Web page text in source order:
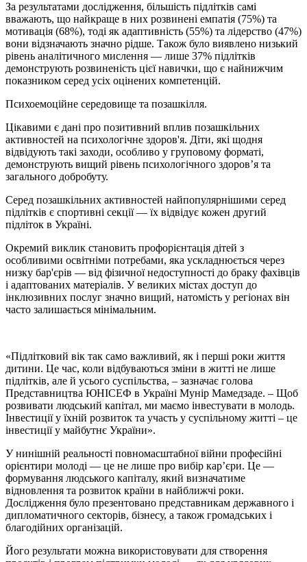
За результатами дослідження, більшість підлітків самі
вважають, що найкраще в них розвинені емпатія (75%) та
мотивація (68%), тоді як адаптивність (55%) та лідерство (47%)
вони відзначають значно рідше. Також було виявлено низький
рівень аналітичного мислення — лише 37% підлітків
демонструють розвиненість цієї навички, що є найнижчим
показником серед усіх оцінених компетенцій.
Психоемоційне середовище та позашкілля.
Цікавими є дані про позитивний вплив позашкільних
активностей на психологічне здоров'я. Діти, які щодня
відвідують такі заходи, особливо у груповому форматі,
демонструють вищий рівень психологічного здоров’я та
загального добробуту.
Серед позашкільних активностей найпопулярнішими серед
підлітків є спортивні секції — їх відвідує кожен другий
підліток в Україні.
Окремий виклик становить профорієнтація дітей з
особливими освітніми потребами, яка ускладнюється через
низку бар'єрів — від фізичної недоступності до браку фахівців
і адаптованих матеріалів. У великих містах доступ до
інклюзивних послуг значно вищий, натомість у регіонах він
часто залишається мінімальним.
«Підлітковий вік так само важливий, як і перші роки життя
дитини. Це час, коли відбуваються зміни в житті не лише
підлітків, але й усього суспільства, – зазначає голова
Представництва ЮНІСЕФ в Україні Мунір Мамедзаде. – Щоб
розвивати людський капітал, ми маємо інвестувати в молодь.
Інвестиції у їхній розвиток та участь у суспільному житті – це
інвестиції у майбутнє України».
У нинішній реальності повномасштабної війни професійні
орієнтири молоді — це не лише про вибір кар’єри. Це —
формування людського капіталу, який визначатиме
відновлення та розвиток країни в найближчі роки.
Дослідження було презентовано представникам державного і
дипломатичного секторів, бізнесу, а також громадських і
благодійних організацій.
Його результати можна використовувати для створення